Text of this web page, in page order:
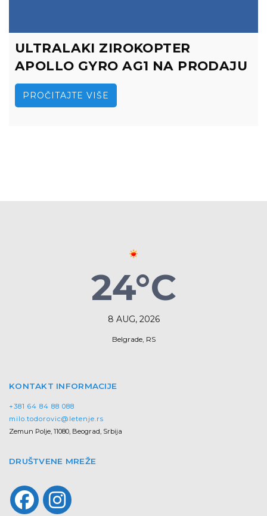
ULTRALAKI ZIROKOPTER
APOLLO GYRO AG1 NA PRODAJU
PROČITAJTE VIŠE
24°C
8 AUG, 2026
Belgrade, RS
KONTAKT INFORMACIJE
+381 64 84 88 088
milo.todorovic@letenje.rs
Zemun Polje, 11080, Beograd, Srbija
DRUŠTVENE MREŽE